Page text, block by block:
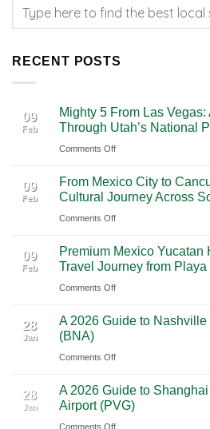
RECENT POSTS
09
Feb
Mighty 5 From Las
Through Utah’s National
Comments Offon
5
From
Las
A
Scenic
Road
Through
National
09
Feb
From Mexico City to
Cultural Journey Across
Comments Offon
Mexico
City
to
The
Cultural
Across
Southern
09
Feb
Premium Mexico Yucatan
Travel Journey from
Comments Offon
Mexico
Highlights:
Luxury
Travel
28
Jan
A 2026 Guide to
(BNA)
Comments Offon
2026
Guide
to
28
Jan
A 2026 Guide to
Airport (PVG)
Comments Offon